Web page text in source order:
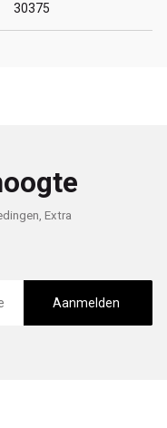
30375
Extra
Aanmelden